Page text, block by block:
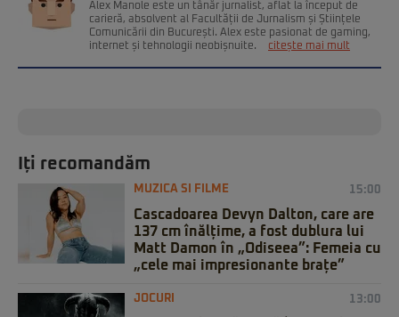
Alex Manole este un tânăr jurnalist, aflat la început de
carieră, absolvent al Facultății de Jurnalism și Științele
Comunicării din București. Alex este pasionat de gaming,
internet și tehnologii neobișnuite.
citește mai mult
Iți recomandăm
MUZICA SI FILME 15:00
Cascadoarea Devyn Dalton, care are
137 cm înălțime, a fost dublura lui
Matt Damon în „Odiseea”: Femeia cu
„cele mai impresionante brațe”
JOCURI 13:00